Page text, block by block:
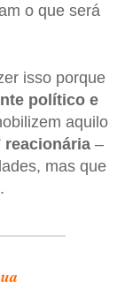
o que será
isso porque
político e
aquilo
reacionária –
mas que